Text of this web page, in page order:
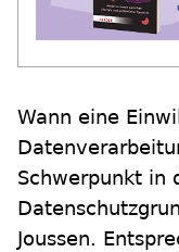
Wann eine
Schwerpunkt in
Joussen.